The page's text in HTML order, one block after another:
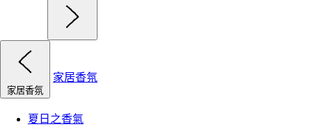
家居香氛
家居香氛
夏日之香氣